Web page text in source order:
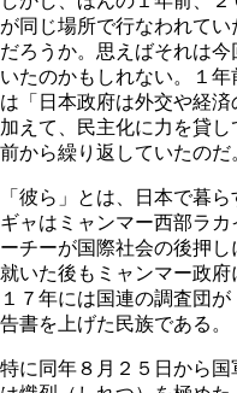
が同じ場所で行なわれて
だろうか。思えばそれは
いたのかもしれない。１
は「日本政府は外交や経
加えて、民主化に力を貸
前から繰り返していたのだ
「彼ら」とは、日本で暮
ギャはミャンマー西部ラ
ーチーが国際社会の後押
就いた後もミャンマー政府
１７年には国連の調査団
告書を上げた民族である。
特に同年８月２５日から国